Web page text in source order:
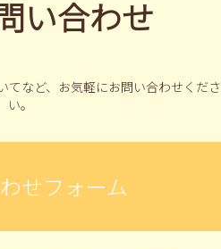
い合わせ
など、
お気軽にお問い合わせくださ
い。
せフォーム